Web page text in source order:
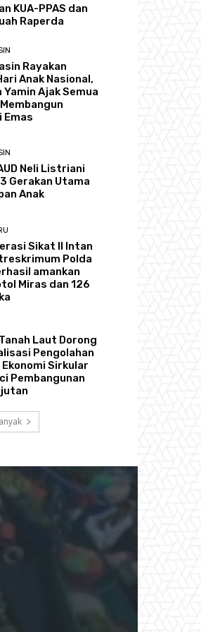
KUA-PPAS dan
Raperda
Rayakan
Anak Nasional,
Yamin Ajak Semua
Emas
Neli Listriani
Gerakan Utama
Anak
Sikat II Intan
Polda
amankan
Miras dan 126
Laut Dorong
Pengolahan
Ekonomi Sirkular
Pembangunan